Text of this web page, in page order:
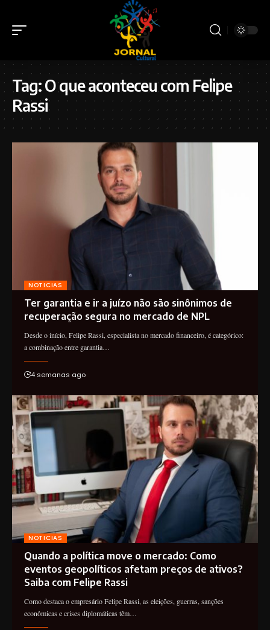
Tag:O que aconteceu com Felipe
Rassi
NOTICIAS
Ter garantia e ir a juízo não são sinônimos de
recuperação segura no mercado de NPL
Desde o início, Felipe Rassi, especialista no mercado financeiro, é categórico:
a combinação entre garantia…
4 semanas ago
NOTICIAS
Quando a política move o mercado: Como
eventos geopolíticos afetam preços de ativos?
Saiba com Felipe Rassi
Como destaca o empresário Felipe Rassi, as eleições, guerras, sanções
econômicas e crises diplomáticas têm…